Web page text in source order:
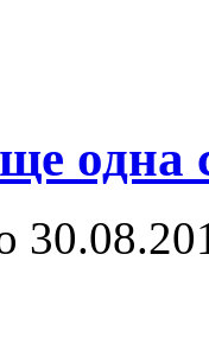
одна